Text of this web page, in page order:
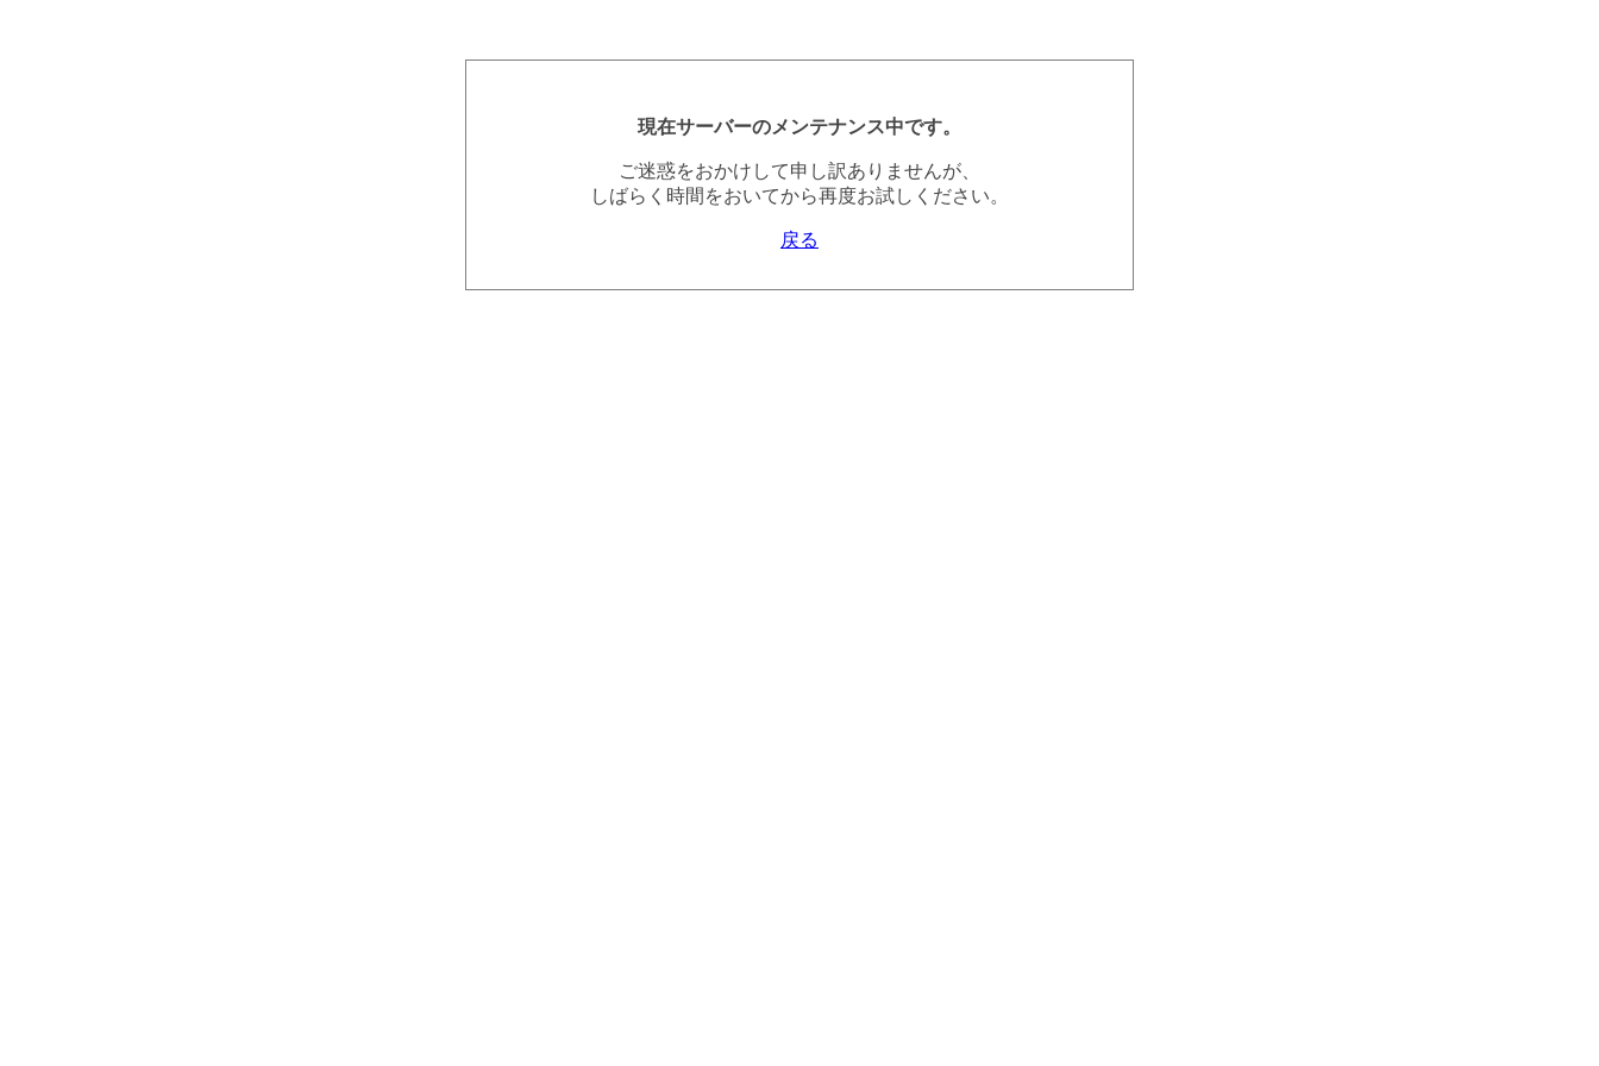
現在サーバーのメンテナンス中です。
ご迷惑をおかけして申し訳ありませんが、
しばらく時間をおいてから再度お試しください。
戻る